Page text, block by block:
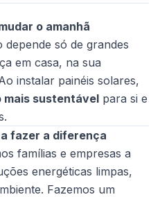
o amanhã
só de grandes
em casa, na sua
instalar painéis solares,
mais sustentável para si e
fazer a diferença
famílias e empresas a
energéticas limpas,
Fazemos um